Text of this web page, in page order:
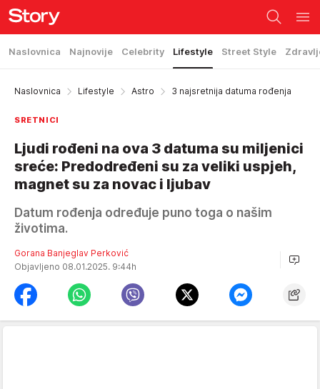
Naslovnica Najnovije Celebrity Lifestyle Street Style
Naslovnica Lifestyle Astro 3 najsretnija datuma rođenja
SRETNICI
Ljudi rođeni na ova 3 datuma su miljenici
sreće: Predodređeni su za veliki uspjeh,
magnet su za novac i ljubav
Datum rođenja određuje puno toga o našim
životima.
Gorana Banjeglav Perković
Objavljeno 08.01.2025. 9:44h